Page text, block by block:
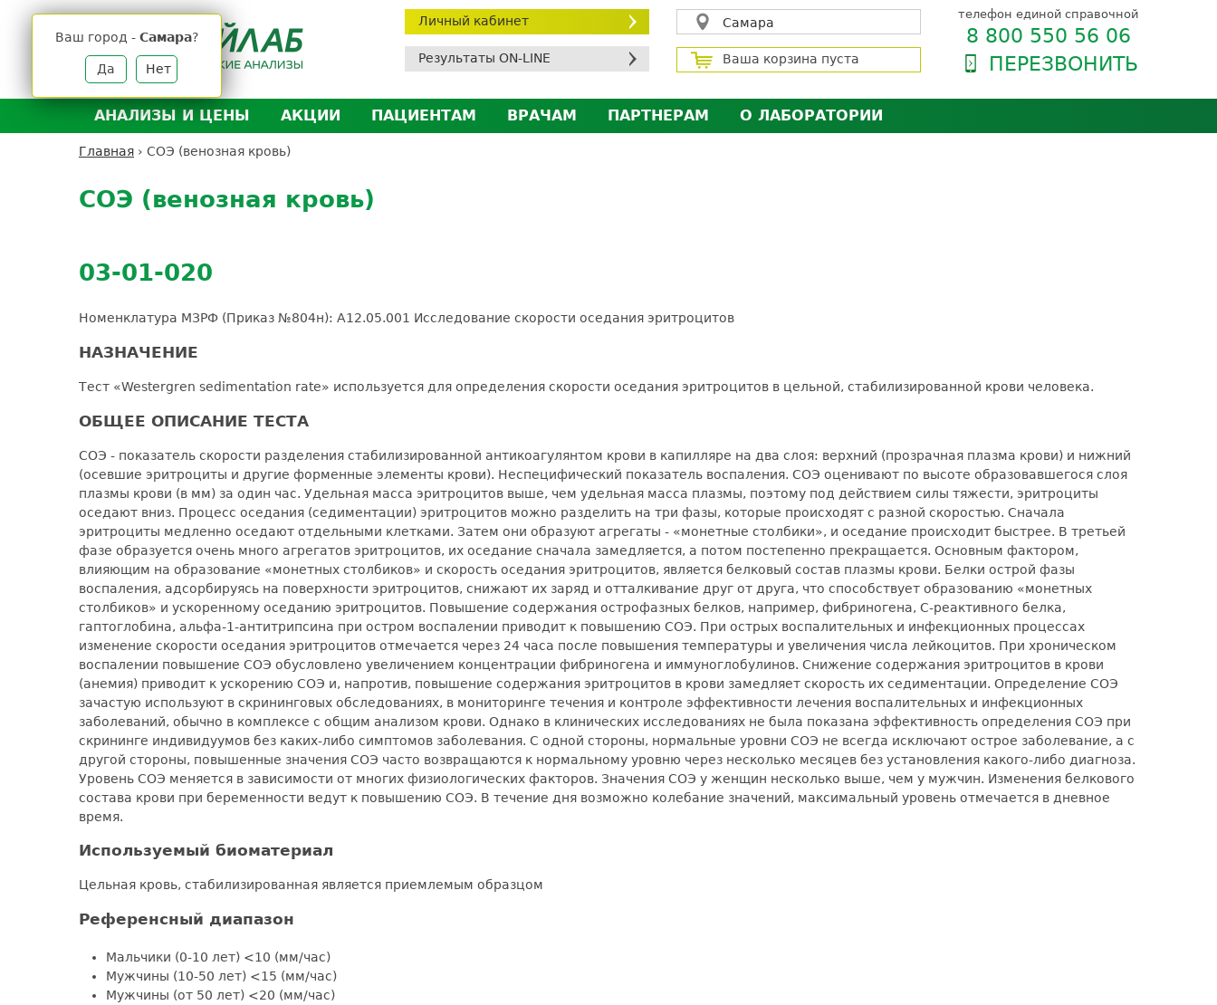
Личный кабинет
Результаты ON-LINE
Самара
Ваш город - Самара?
Да Нет
Ваша корзина пуста
телефон единой справочной
8 800 550 56 06
ПЕРЕЗВОНИТЬ
АНАЛИЗЫ И ЦЕНЫ
Анализы и цены
Выезд на дом
Расшифровка анализов
АКЦИИ
ПАЦИЕНТАМ
ВРАЧАМ
ПАРТНЕРАМ
О ЛАБОРАТОРИИ
здесь
Главная › СОЭ (венозная кровь)
to
top
СОЭ (венозная кровь)
03-01-020
Номенклатура МЗРФ (Приказ №804н): A12.05.001 Исследование скорости оседания эритроцитов
НАЗНАЧЕНИЕ
Тест «Westergren sedimentation rate» используется для определения скорости оседания эритроцитов в цельной, стабилизированной крови человека.
ОБЩЕЕ ОПИСАНИЕ ТЕСТА
СОЭ - показатель скорости разделения стабилизированной антикоагулянтом крови в капилляре на два слоя: верхний (прозрачная плазма крови) и нижний
(осевшие эритроциты и другие форменные элементы крови). Неспецифический показатель воспаления. СОЭ оценивают по высоте образовавшегося слоя
плазмы крови (в мм) за один час. Удельная масса эритроцитов выше, чем удельная масса плазмы, поэтому под действием силы тяжести, эритроциты
оседают вниз. Процесс оседания (седиментации) эритроцитов можно разделить на три фазы, которые происходят с разной скоростью. Сначала
эритроциты медленно оседают отдельными клетками. Затем они образуют агрегаты - «монетные столбики», и оседание происходит быстрее. В третьей
фазе образуется очень много агрегатов эритроцитов, их оседание сначала замедляется, а потом постепенно прекращается. Основным фактором,
влияющим на образование «монетных столбиков» и скорость оседания эритроцитов, является белковый состав плазмы крови. Белки острой фазы
воспаления, адсорбируясь на поверхности эритроцитов, снижают их заряд и отталкивание друг от друга, что способствует образованию «монетных
столбиков» и ускоренному оседанию эритроцитов. Повышение содержания острофазных белков, например, фибриногена, С-реактивного белка,
гаптоглобина, альфа-1-антитрипсина при остром воспалении приводит к повышению СОЭ. При острых воспалительных и инфекционных процессах
изменение скорости оседания эритроцитов отмечается через 24 часа после повышения температуры и увеличения числа лейкоцитов. При хроническом
воспалении повышение СОЭ обусловлено увеличением концентрации фибриногена и иммуноглобулинов. Снижение содержания эритроцитов в крови
(анемия) приводит к ускорению СОЭ и, напротив, повышение содержания эритроцитов в крови замедляет скорость их седиментации. Определение СОЭ
зачастую используют в скрининговых обследованиях, в мониторинге течения и контроле эффективности лечения воспалительных и инфекционных
заболеваний, обычно в комплексе с общим анализом крови. Однако в клинических исследованиях не была показана эффективность определения СОЭ при
скрининге индивидуумов без каких-либо симптомов заболевания. С одной стороны, нормальные уровни СОЭ не всегда исключают острое заболевание, а с
другой стороны, повышенные значения СОЭ часто возвращаются к нормальному уровню через несколько месяцев без установления какого-либо диагноза.
Уровень СОЭ меняется в зависимости от многих физиологических факторов. Значения СОЭ у женщин несколько выше, чем у мужчин. Изменения белкового
состава крови при беременности ведут к повышению СОЭ. В течение дня возможно колебание значений, максимальный уровень отмечается в дневное
время.
Используемый биоматериал
Цельная кровь, стабилизированная является приемлемым образцом
Референсный диапазон
Мальчики (0-10 лет) <10 (мм/час)
Мужчины (10-50 лет) <15 (мм/час)
Мужчины (от 50 лет) <20 (мм/час)